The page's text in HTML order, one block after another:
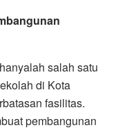
salah satu
di Kota
fasilitas.
pembangunan